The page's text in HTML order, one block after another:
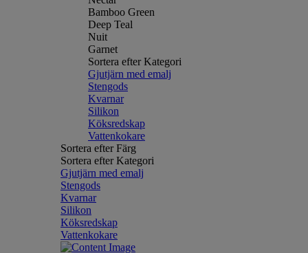
Bamboo Green
Deep Teal
Nuit
Garnet
Sortera efter Kategori
Gjutjärn med emalj
Stengods
Kvarnar
Silikon
Köksredskap
Vattenkokare
Sortera efter Färg
Sortera efter Kategori
Gjutjärn med emalj
Stengods
Kvarnar
Silikon
Köksredskap
Vattenkokare